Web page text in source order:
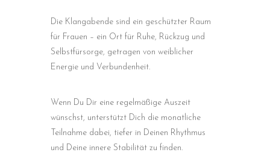
Die Klangabende sind ein geschützter Raum
für Frauen – ein Ort für Ruhe, Rückzug und
Selbstfürsorge, getragen von weiblicher
Energie und Verbundenheit.
Wenn Du Dir eine regelmäßige Auszeit
wünschst, unterstützt Dich die monatliche
Teilnahme dabei, tiefer in Deinen Rhythmus
und Deine innere Stabilität zu finden.